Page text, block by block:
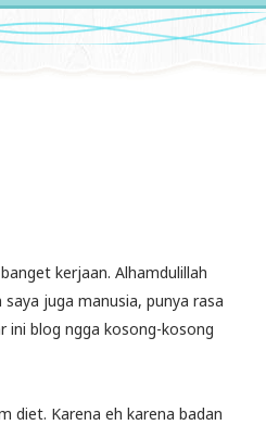
kerjaan. Alhamdulillah
juga manusia, punya rasa
ini blog ngga kosong-kosong
diet. Karena eh karena badan